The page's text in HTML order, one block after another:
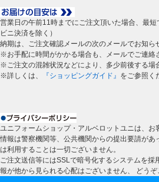
営業日の午前11時までにご注文頂いた場合、最
ビニ決済を除く）
納期は、ご注文確認メールの次のメールでお知ら
※お手配に時間がかかる場合も、メールでご連絡
※ご注文の混雑状況などにより、多少前後する場
※詳しくは、
『ショッピングガイド』 をご参照く
ユニフォームショップ・アルベロットユニは、お
情報は警察機関等、公共機関からの提出要請があ
は利用することは一切ございません。
ご注文送信等にはSSLで暗号化するシステムを採
報が他から見られる心配はございません、 どうぞ